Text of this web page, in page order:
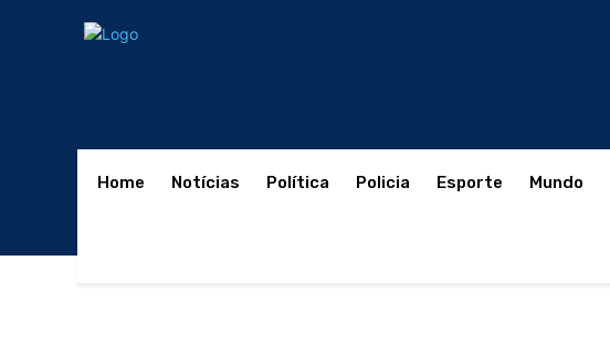
Home Notícias Política Policia Esporte Mundo